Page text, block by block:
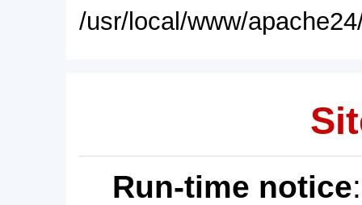
/usr/local/www/
Run-time notice